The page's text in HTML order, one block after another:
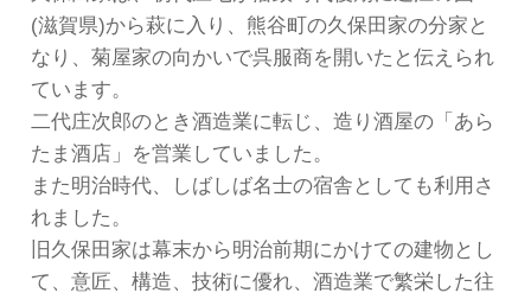
(滋賀県)から萩に入り、熊谷町の久保田家の分家と
なり、菊屋家の向かいで呉服商を開いたと伝えられ
ています。
二代庄次郎のとき酒造業に転じ、造り酒屋の「あら
たま酒店」を営業していました。
また明治時代、しばしば名士の宿舎としても利用さ
れました。
旧久保田家は幕末から明治前期にかけての建物とし
て、意匠、構造、技術に優れ、酒造業で繁栄した往